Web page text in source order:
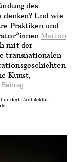
des
denken? Und wie
Praktiken und
Marion
mit der
transnationalen
Kunst,
Beitrag...
∙Architektur ∙